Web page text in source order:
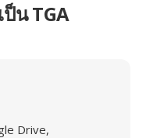
ป็น TGA
Drive,